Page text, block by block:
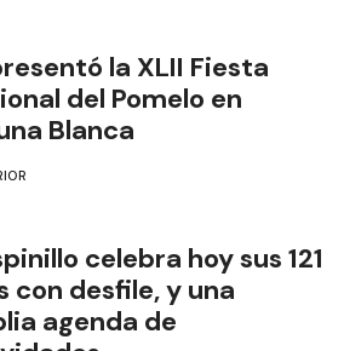
la XLII Fiesta
del Pomelo en
Blanca
celebra hoy sus 121
con desfile, y una
agenda de